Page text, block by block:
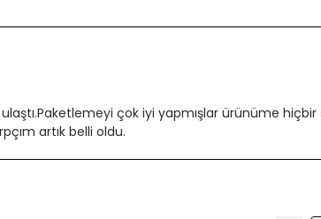
çok iyi yapmışlar ürünüme
artık belli oldu.